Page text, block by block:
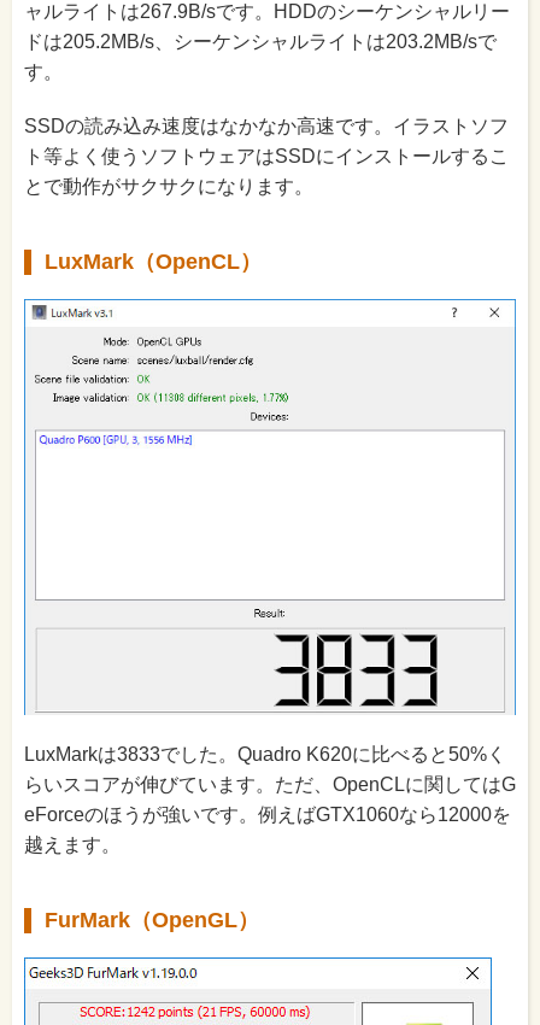
ャルライトは267.9B/sです。HDDのシーケンシャルリー
ドは205.2MB/s、シーケンシャルライトは203.2MB/sで
す。
SSDの読み込み速度はなかなか高速です。イラストソフ
ト等よく使うソフトウェアはSSDにインストールするこ
とで動作がサクサクになります。
LuxMark（OpenCL）
LuxMarkは3833でした。Quadro K620に比べると50%く
らいスコアが伸びています。ただ、OpenCLに関してはG
eForceのほうが強いです。例えばGTX1060なら12000を
越えます。
FurMark（OpenGL）